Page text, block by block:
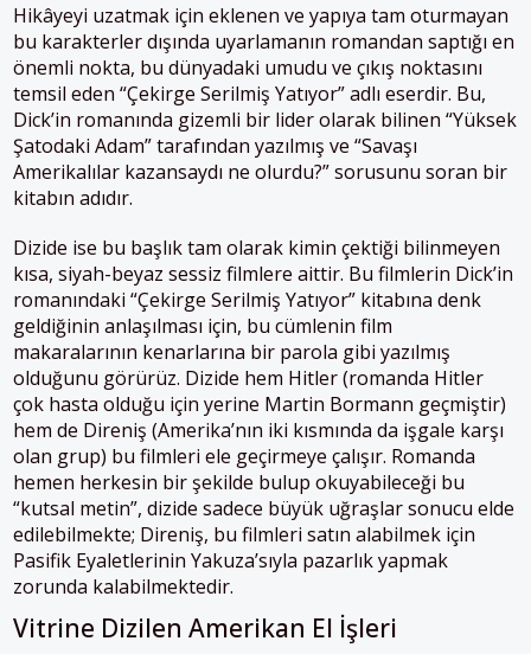
Hikâyeyi uzatmak için eklenen ve yapıya tam oturmayan
bu karakterler dışında uyarlamanın romandan saptığı en
önemli nokta, bu dünyadaki umudu ve çıkış noktasını
temsil eden “Çekirge Serilmiş Yatıyor” adlı eserdir. Bu,
Dick’in romanında gizemli bir lider olarak bilinen “Yüksek
Şatodaki Adam” tarafından yazılmış ve “Savaşı
Amerikalılar kazansaydı ne olurdu?” sorusunu soran bir
kitabın adıdır.
Dizide ise bu başlık tam olarak kimin çektiği bilinmeyen
kısa, siyah-beyaz sessiz filmlere aittir. Bu filmlerin Dick’in
romanındaki “Çekirge Serilmiş Yatıyor” kitabına denk
geldiğinin anlaşılması için, bu cümlenin film
makaralarının kenarlarına bir parola gibi yazılmış
olduğunu görürüz. Dizide hem Hitler (romanda Hitler
çok hasta olduğu için yerine Martin Bormann geçmiştir)
hem de Direniş (Amerika’nın iki kısmında da işgale karşı
olan grup) bu filmleri ele geçirmeye çalışır. Romanda
hemen herkesin bir şekilde bulup okuyabileceği bu
“kutsal metin”, dizide sadece büyük uğraşlar sonucu elde
edilebilmekte; Direniş, bu filmleri satın alabilmek için
Pasifik Eyaletlerinin Yakuza’sıyla pazarlık yapmak
zorunda kalabilmektedir.
Vitrine Dizilen Amerikan El İşleri